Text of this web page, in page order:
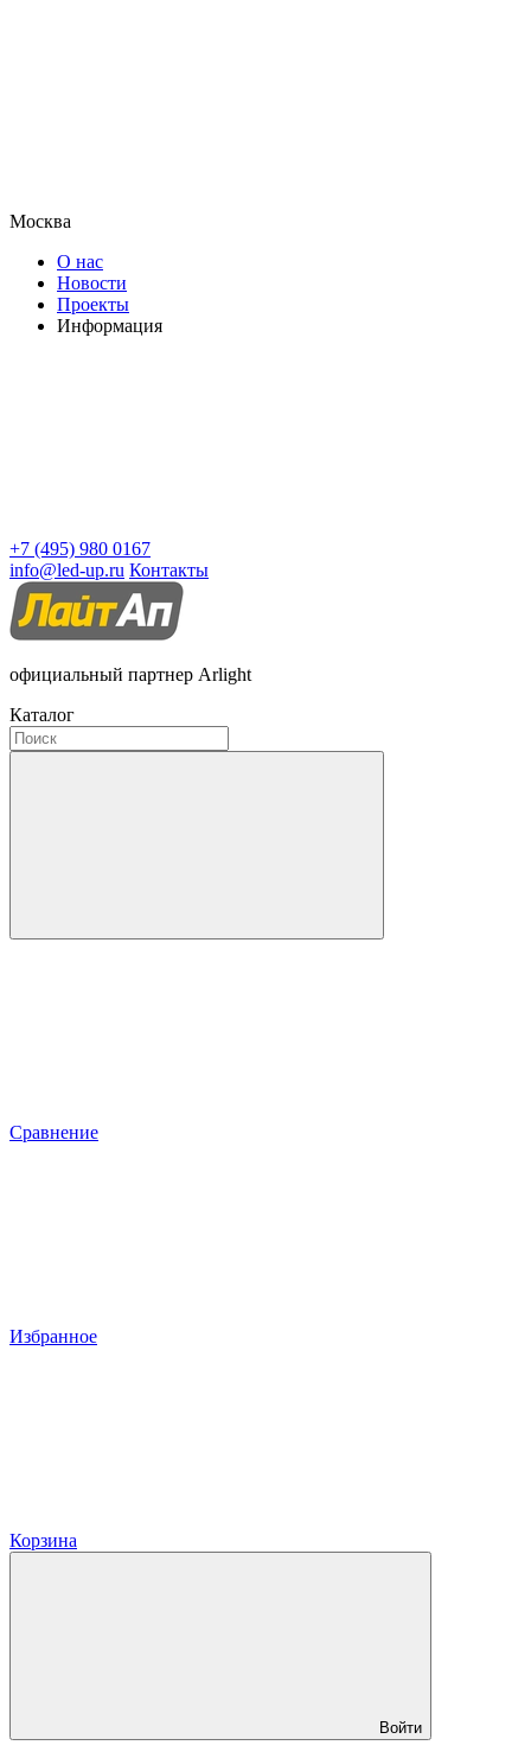
Москва
О нас
Новости
Проекты
Информация
+7 (495) 980 0167
info@led-up.ru Контакты
официальный партнер Arlight
Каталог
Сравнение
Избранное
Корзина
Войти